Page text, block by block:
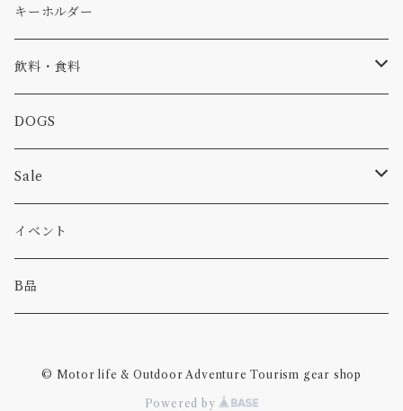
コラボ
食品
焚き火
小物
バイク
カー
キャップ、ニット
バッグ
小物
パンツ
パーカー・トレーナー
ワッペン
ステッカー
ピン
キーホルダー
飲料・食料
コーヒー
食べ物
DOGS
Sale
カー
キャンプ
イベント
B品
© Motor life & Outdoor Adventure Tourism gear shop
Powered by